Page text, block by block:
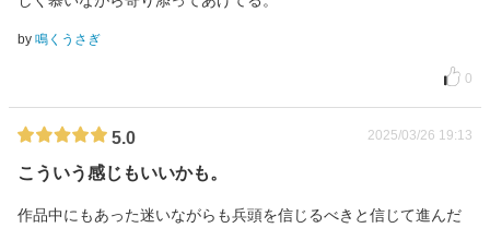
by 鳴くうさぎ
0
5.0 2025/03/26 19:13
こういう感じもいいかも。
作品中にもあった迷いながらも兵頭を信じるべきと信じて進んだ